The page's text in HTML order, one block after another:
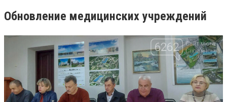
Обновление медицинских учреждений